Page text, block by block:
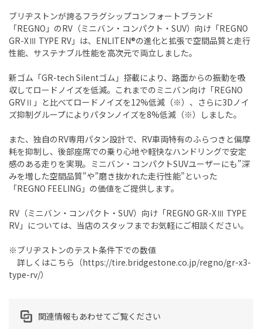
ブリヂストンが誇るフラグシップコンフォートブランド
「REGNO」のRV（ミニバン・コンパクト・SUV）向け「REGNO
GR-XⅢ TYPE RV」は、ENLITEN®の進化と拡張で空間品質と走行
性能、サステナブル性能を高次元で両立しました。
新ゴム「GR-tech Silentゴム」搭載により、路面からの振動を吸
収してロードノイズを低減。これまでのミニバン向け「REGNO
GRVⅡ」と比べてロードノイズを12%低減（※）、さらに3Dノイ
ズ抑制グループによりパタンノイズを8%低減（※）しました。
また、独自のRV専用パタン設計で、RV車両特有のふらつきと偏摩
耗を抑制し、後部座席での乗り心地や軽快なハンドリングで安定
感のある走りを実現。ミニバン・コンパクトSUVユーザーにも”深
みを増した空間品質”や”磨き抜かれた走行性能”といった
「REGNO FEELING」の価値をご提供します。
RV（ミニバン・コンパクト・SUV）向け「REGNO GR-XⅢ TYPE
RV」については、当店のスタッフまでお気軽にご相談ください。
※ブリヂストンのテスト条件下での数値
詳しくはこちら（https://tire.bridgestone.co.jp/regno/gr-x3-
type-rv/）
関連情報もあわせてご覧ください